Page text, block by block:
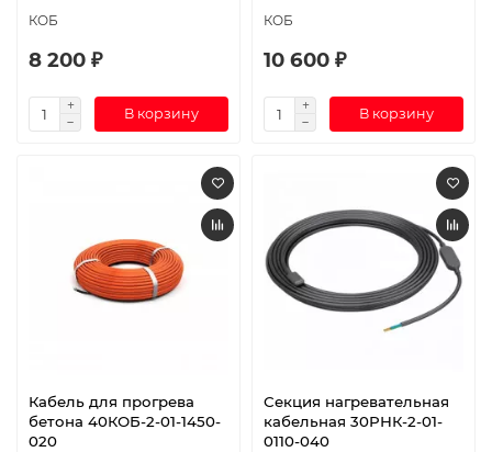
КОБ
8 200 ₽
В корзину
КОБ
10 600 ₽
В корзину
Кабель для прогрева
бетона 40КОБ-2-01-1450-
020
Секция нагревательная
кабельная 30РНК-2-01-
0110-040